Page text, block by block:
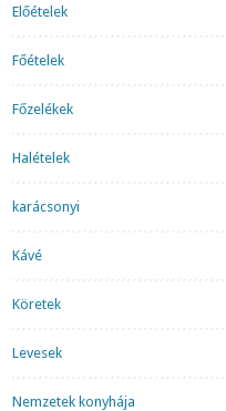
Előételek
Főételek
Főzelékek
Halételek
karácsonyi
Kávé
Köretek
Levesek
Nemzetek konyhája